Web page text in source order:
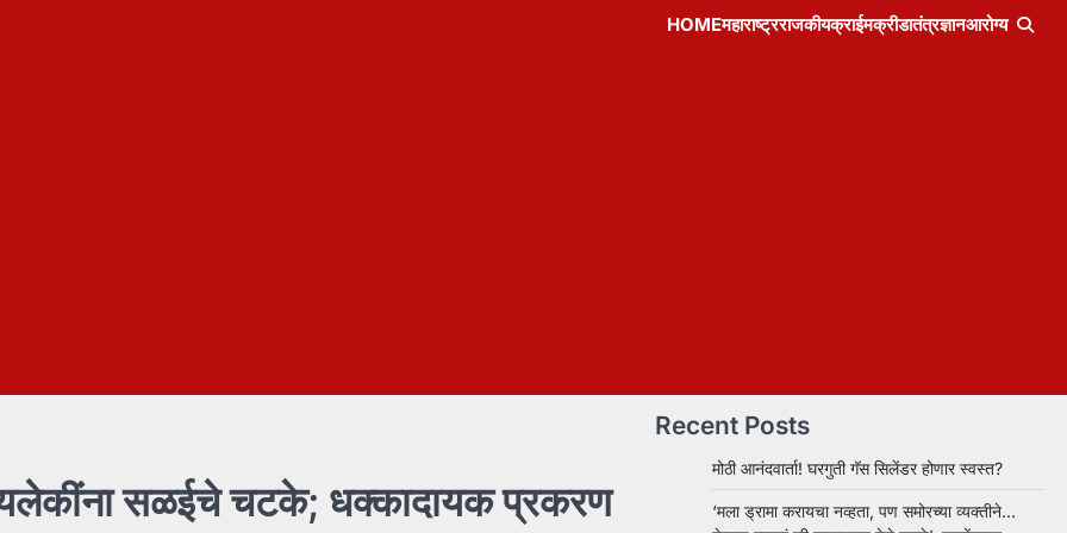
HOMEमहाराष्ट्रराजकीयक्राईमक्रीडातंत्रज्ञानआरोग्य
सळईचे चटके; धक्कादायक प्रकरण
Recent Posts
मोठी आनंदवार्ता! घरगुती गॅस सिलेंडर होणार स्वस्त?
‘मला ड्रामा करायचा नव्हता, पण समोरच्या व्यक्तीने…